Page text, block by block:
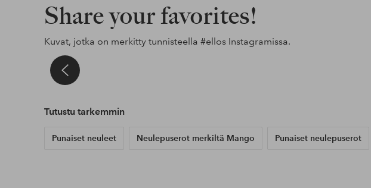
Share your favorites!
Kuvat, jotka on merkitty tunnisteella #ellosInstagramissa.
Julkaissut
sandrashem
Tutustu tarkemmin
Punaiset neuleet Neulepuserot merkiltä Mango Punaiset neulepuserot